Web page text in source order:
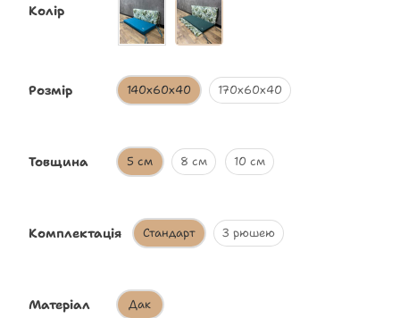
Колір
Розмір 140х60х40 170х60х40
Товщина 5 см 8 см 10 см
Комплектація Стандарт З рюшею
Матеріал Дак